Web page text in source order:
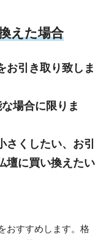
えた場合
お引き取り致しま
場合に限りま
さくしたい、お引
壇に買い換えたい
おすすめします。格